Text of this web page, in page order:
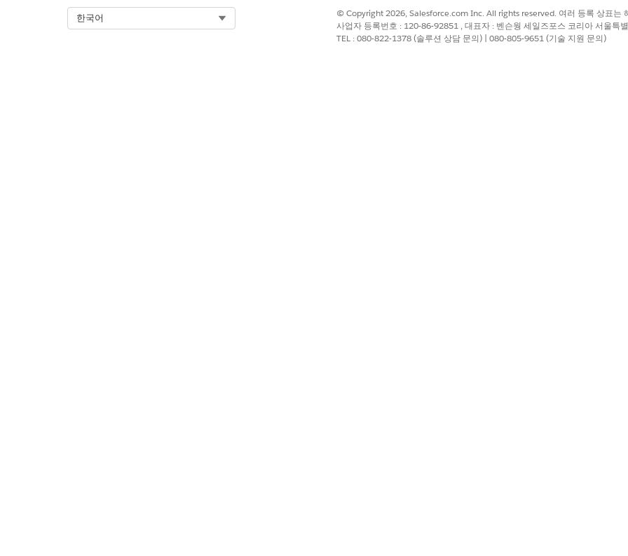
AWS 계정에 액세스할 수 없고 로그인할 수 없는 경우 Connect API를 사용하여 AWS 하위 계정의 기본
한국어
© Copyright 2026, Salesforce.com Inc. All rights reserved. 여러 등록 상표는
사업자 등록번호 : 120-86-92851 , 대표자 : 벤슨웡 세일즈포스 코리아 서울
TEL : 080-822-1378 (솔루션 상담 문의) | 080-805-9651 (기술 지원 문의)